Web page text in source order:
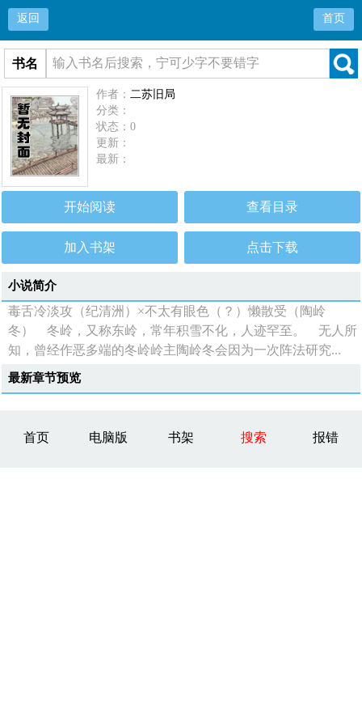
返回 首页
书名
作者：二苏旧局
分类：
状态：0
更新：
最新：
开始阅读 查看目录
加入书架 点击下载
小说简介
毒舌冷淡攻（纪清洲）×不太有眼色（？）懒散受（陶岭
冬） 冬岭，又称东岭，常年积雪不化，人迹罕至。 无人所
知，曾经作恶多端的冬岭岭主陶岭冬会因为一次阵法研究...
最新章节预览
首页 电脑版 书架 搜索 报错